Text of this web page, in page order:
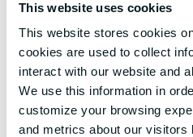
This website uses cookies
This website stores cookies
cookies are used to collect
interact with our website and
We use this information in
customize your browsing
and metrics about our visitors